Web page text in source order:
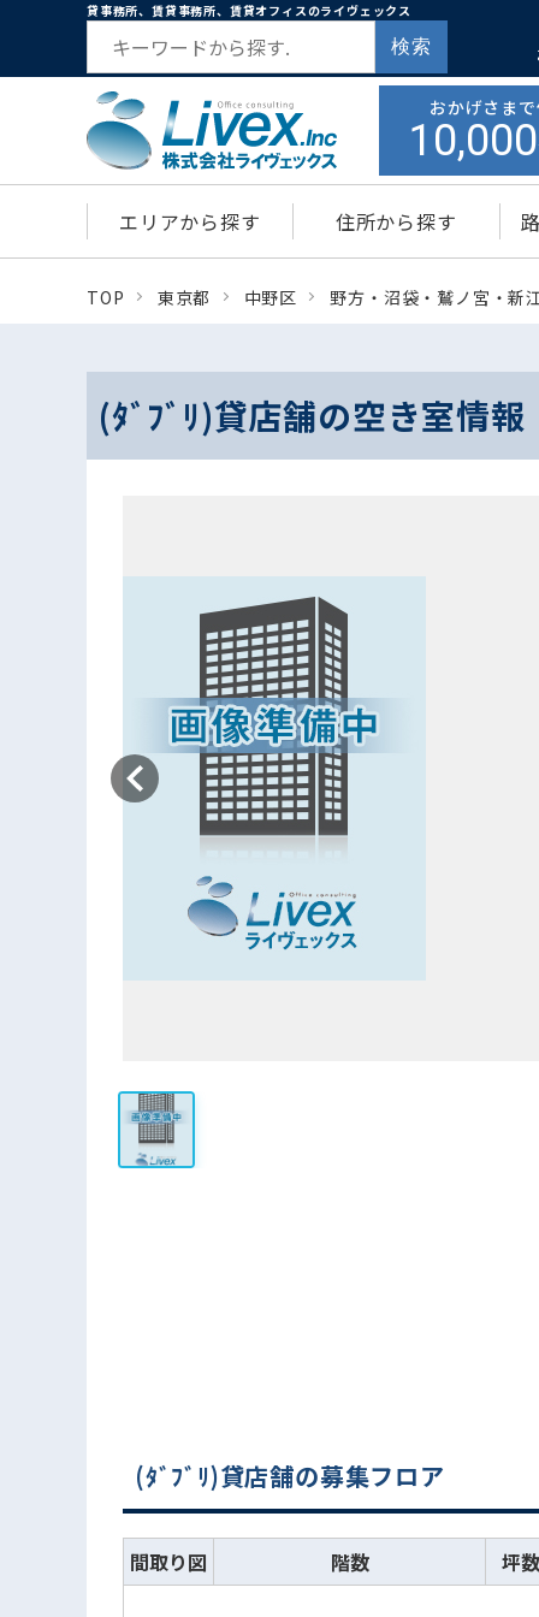
貸事務所、賃貸事務所、賃貸オフィスのライヴェックス
検索
おかげさま
10,000
エリアから探す 住所から探す
TOP 東京都 中野区 野方・沼袋・鷲ノ宮・新
(ﾀﾞﾌﾞﾘ)貸店舗の空き室情報
(ﾀﾞﾌﾞﾘ)貸店舗の募集フロア
間取り図 階数 坪数